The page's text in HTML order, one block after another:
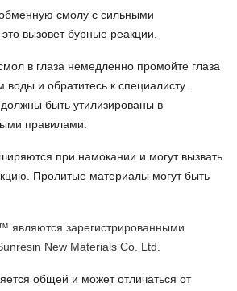
смолу с сильными
вызовет бурные реакции.
в глаза немедленно промойте глаза
и обратитесь к специалисту.
быть утилизированы в
правилами.
при намокании и могут вызвать
Пролитые материалы могут быть
зарегистрированными
New Materials Co. Ltd.
общей и может отличаться от